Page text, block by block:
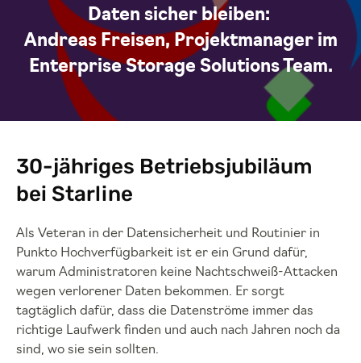
Daten sicher bleiben:
Andreas Freisen, Projektmanager im
Enterprise Storage Solutions Team.
30-jähriges Betriebsjubiläum
bei Starline
Als Veteran in der Datensicherheit und Routinier in
Punkto Hochverfügbarkeit ist er ein Grund dafür,
warum Administratoren keine Nachtschweiß-Attacken
wegen verlorener Daten bekommen. Er sorgt
tagtäglich dafür, dass die Datenströme immer das
richtige Laufwerk finden und auch nach Jahren noch da
sind, wo sie sein sollten.